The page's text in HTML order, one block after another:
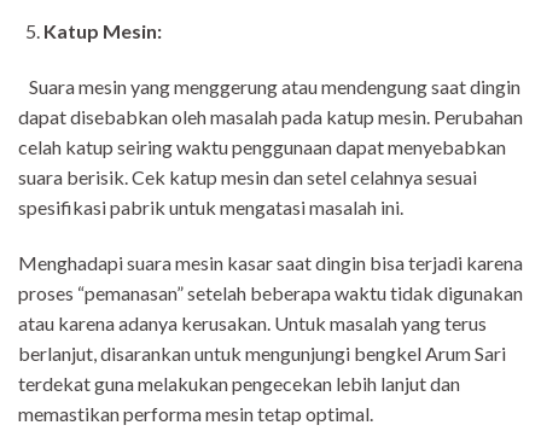
Katup Mesin:
Suara mesin yang menggerung atau mendengung saat dingin
dapat disebabkan oleh masalah pada katup mesin. Perubahan
celah katup seiring waktu penggunaan dapat menyebabkan
suara berisik. Cek katup mesin dan setel celahnya sesuai
spesifikasi pabrik untuk mengatasi masalah ini.
Menghadapi suara mesin kasar saat dingin bisa terjadi karena
proses “pemanasan” setelah beberapa waktu tidak digunakan
atau karena adanya kerusakan. Untuk masalah yang terus
berlanjut, disarankan untuk mengunjungi bengkel Arum Sari
terdekat guna melakukan pengecekan lebih lanjut dan
memastikan performa mesin tetap optimal.